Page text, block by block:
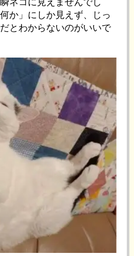
ネコに見えませんでし
か」にしか見えず、じっ
とわからないのがいいで